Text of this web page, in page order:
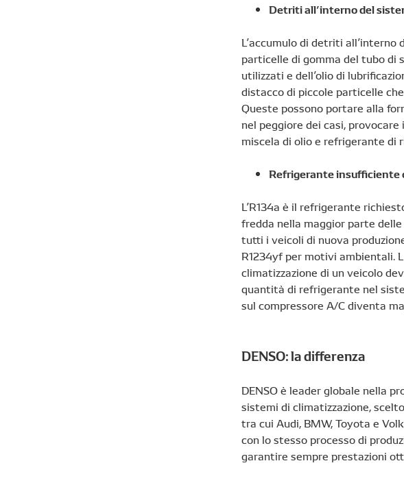
Detriti all’interno del
L’accumulo di detriti
particelle di gomma del tubo di
utilizzati e dell’olio di
distacco di piccole particelle
Queste possono portare alla
nel peggiore dei casi,
miscela di olio e refrigerante di
Refrigerante insufficiente
L’R134a è il refrigerante
fredda nella maggior parte
tutti i veicoli di nuova
R1234yf per motivi ambientali.
climatizzazione di un veicolo
quantità di refrigerante nel
sul compressore A/C diventa
DENSO: la differenza
DENSO è leader globale nella
sistemi di climatizzazione,
tra cui Audi, BMW, Toyota e
con lo stesso processo di
garantire sempre prestazioni